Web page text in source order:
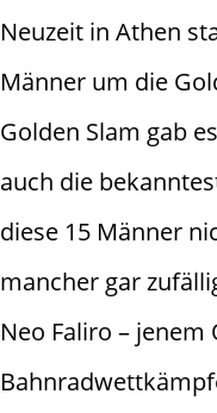
Neuzeit in Athen
Männer um die
Golden Slam gab
auch die
diese 15 Männer
mancher gar
Neo Faliro –